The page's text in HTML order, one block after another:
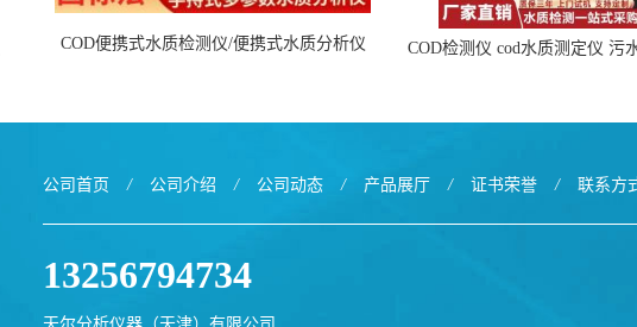
COD便携式水质检测仪/便携式水质分析仪 COD检测仪 cod水质测定仪 污
公司首页 / 公司介绍 / 公司动态 / 产品展厅 / 证书荣誉 / 联系方
13256794734